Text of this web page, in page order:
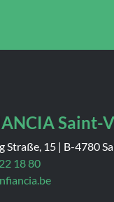
Saint-
Straße, 15 | B-4780
18 80